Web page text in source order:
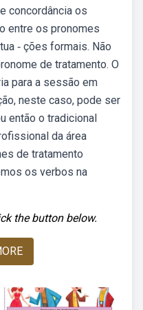
concordância os
entre os pronomes
‑ ções formais. Não
de tratamento. O
para a sessão em
neste caso, pode ser
então o tradicional
da área
de tratamento
os verbos na
the button below.